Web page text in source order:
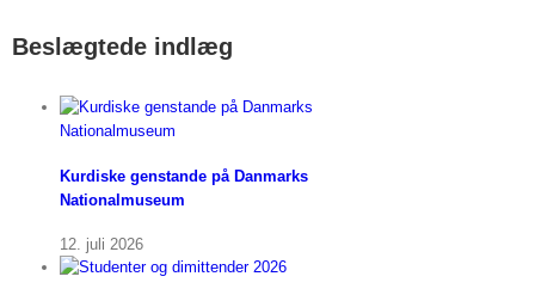
Beslægtede indlæg
Kurdiske genstande på Danmarks
Nationalmuseum
12. juli 2026